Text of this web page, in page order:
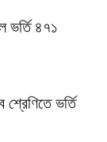
ভর্তি ৪৭১
ভর্তি